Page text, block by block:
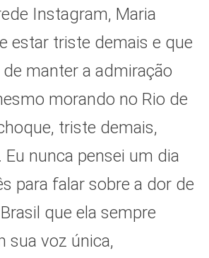
Instagram, Maria
estar triste demais e que
manter a admiração
morando no Rio de
triste demais,
nunca pensei um dia
para falar sobre a dor de
que ela sempre
sua voz única,